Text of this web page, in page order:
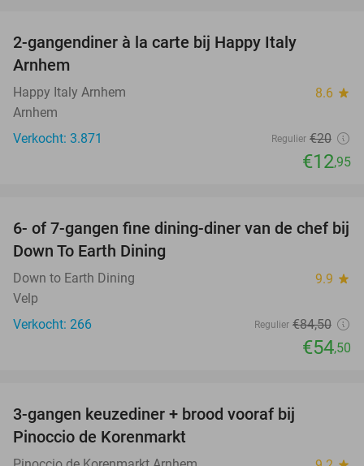
2-gangendiner à la carte bij Happy Italy
Arnhem
Happy Italy Arnhem 8.6 star
Arnhem
Verkocht: 3.871
Regulier €20
€12,95
36%
6- of 7-gangen fine dining-diner van de chef bij
Down To Earth Dining
Down to Earth Dining 9.9 star
Velp
Verkocht: 266
Regulier €84,50
€54,50
3-gangen keuzediner + brood vooraf bij
Pinoccio de Korenmarkt